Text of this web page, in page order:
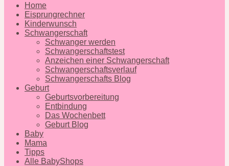
Home
Eisprungrechner
Kinderwunsch
Schwangerschaft
Schwanger werden
Schwangerschaftstest
Anzeichen einer Schwangerschaft
Schwangerschaftsverlauf
Schwangerschafts Blog
Geburt
Geburtsvorbereitung
Entbindung
Das Wochenbett
Geburt Blog
Baby
Mama
Tipps
Alle BabyShops